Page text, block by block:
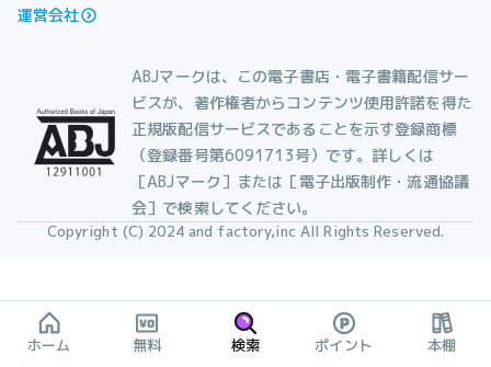
運営会社
ABJマークは、この電子書店・電子書籍配信サー
ビスが、著作権者からコンテンツ使用許諾を得た
正規版配信サービスであることを示す登録商標
（登録番号第6091713号）です。詳しくは
［ABJマーク］または［電子出版制作・流通協議
会］で検索してください。
Copyright (C) 2024 and factory,inc All Rights Reserved.
ホーム 無料 検索 ポイント 本棚